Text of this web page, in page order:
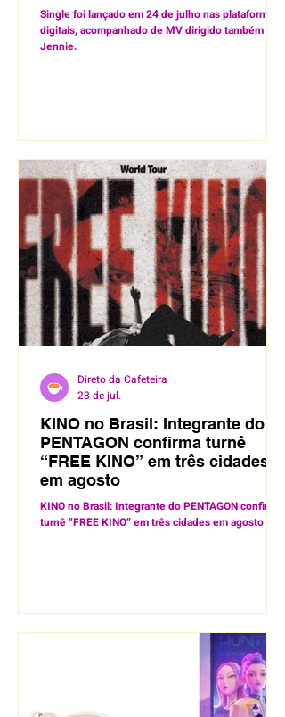
Single foi lançado em 24 de julho nas plataformas
digitais, acompanhado de MV dirigido também por
Jennie.
KINO no Brasil: Integrante do
PENTAGON confirma turnê
“FREE KINO” em três cidades
em agosto
KINO no Brasil: Integrante do PENTAGON confirma
turnê “FREE KINO” em três cidades em agosto
Direto da Cafeteira
23 de jul.